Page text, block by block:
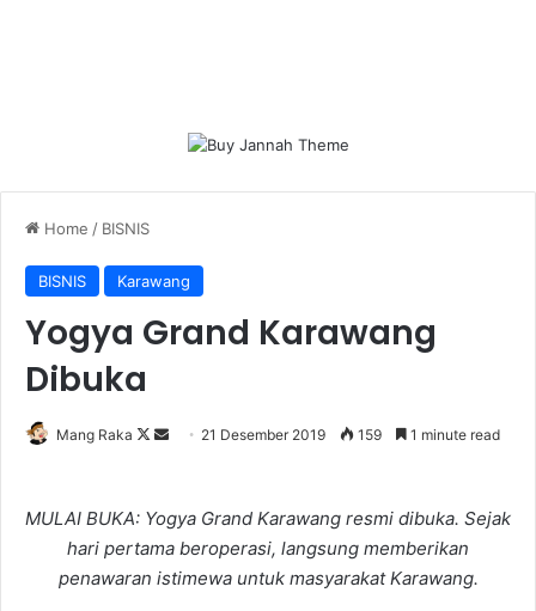
Home / BISNIS
BISNIS Karawang
Yogya Grand Karawang
Dibuka
Mang Raka
Follow
Send 21 Desember 2019 159 1 minute read
MULAI BUKA: Yogya Grand Karawang resmi dibuka. Sejak
hari pertama beroperasi, langsung memberikan
penawaran istimewa untuk masyarakat Karawang.